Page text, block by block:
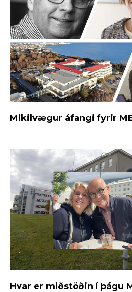
Mikilvægur áfangi fyrir
Hvar er miðstöðin í þágu